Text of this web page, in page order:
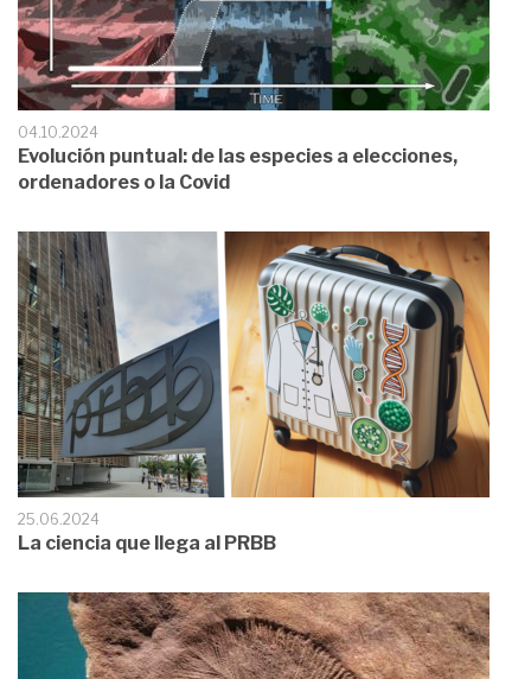
04.10.2024
Evolución puntual: de las especies a elecciones,
ordenadores o la Covid
25.06.2024
La ciencia que llega al PRBB